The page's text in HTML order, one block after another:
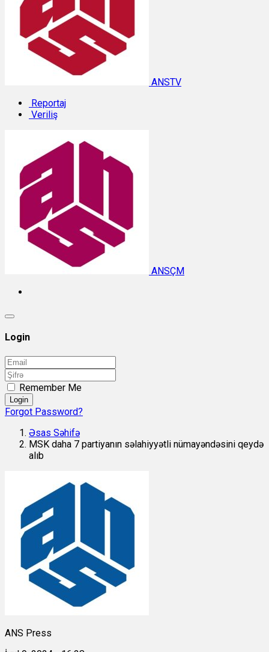
ANSTV
Reportaj
Veriliş
ANSÇM
Login
Remember Me
Login
Forgot Password?
Əsas Səhifə
MSK daha 7 partiyanın səlahiyyətli nümayəndəsini qeydə
alıb
ANS Press